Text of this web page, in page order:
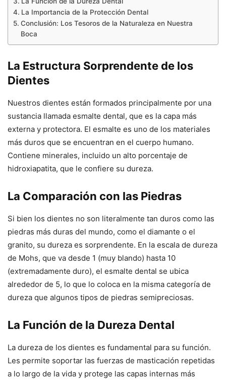
La Importancia de la Protección Dental
Conclusión: Los Tesoros de la Naturaleza en Nuestra
Boca
La Estructura Sorprendente de los
Dientes
Nuestros dientes están formados principalmente por una
sustancia llamada esmalte dental, que es la capa más
externa y protectora. El esmalte es uno de los materiales
más duros que se encuentran en el cuerpo humano.
Contiene minerales, incluido un alto porcentaje de
hidroxiapatita, que le confiere su dureza.
La Comparación con las Piedras
Si bien los dientes no son literalmente tan duros como las
piedras más duras del mundo, como el diamante o el
granito, su dureza es sorprendente. En la escala de dureza
de Mohs, que va desde 1 (muy blando) hasta 10
(extremadamente duro), el esmalte dental se ubica
alrededor de 5, lo que lo coloca en la misma categoría de
dureza que algunos tipos de piedras semipreciosas.
La Función de la Dureza Dental
La dureza de los dientes es fundamental para su función.
Les permite soportar las fuerzas de masticación repetidas
a lo largo de la vida y protege las capas internas más